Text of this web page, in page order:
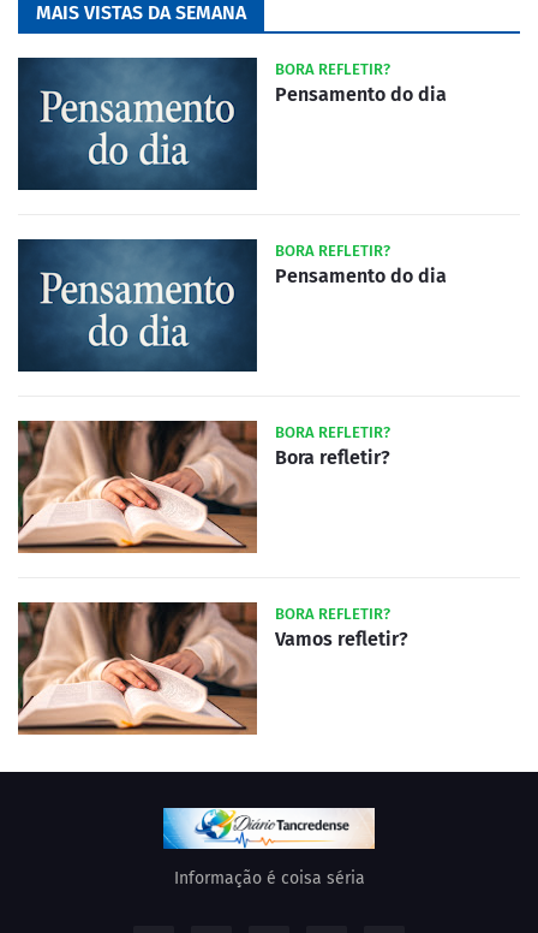
MAIS VISTAS DA SEMANA
BORA REFLETIR?
Pensamento do dia
BORA REFLETIR?
Pensamento do dia
BORA REFLETIR?
Bora refletir?
BORA REFLETIR?
Vamos refletir?
Informação é coisa séria